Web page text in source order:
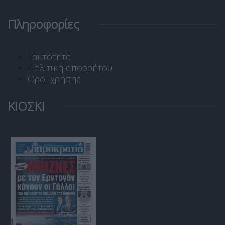
Πληροφορίες
Ταυτότητα
Πολιτική απορρήτου
Όροι χρήσης
ΚΙΟΣΚΙ